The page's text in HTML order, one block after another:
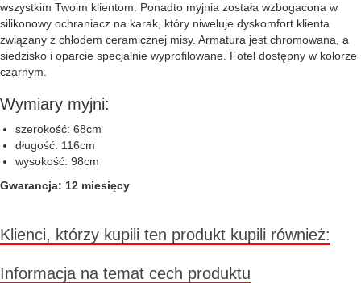
wszystkim Twoim klientom. Ponadto myjnia została wzbogacona w
silikonowy ochraniacz na karak, który niweluje dyskomfort klienta
związany z chłodem ceramicznej misy. Armatura jest chromowana, a
siedzisko i oparcie specjalnie wyprofilowane. Fotel dostępny w kolorze
czarnym.
Wymiary myjni:
szerokość: 68cm
długość: 116cm
wysokość: 98cm
Gwarancja: 12 miesięcy
Klienci, którzy kupili ten produkt kupili również:
Informacja na temat cech produktu